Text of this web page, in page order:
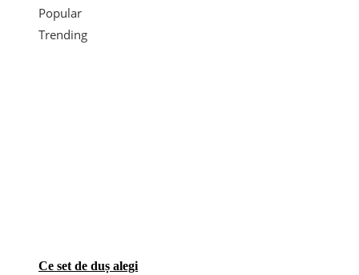
Popular
Trending
Ce set de duș alegi